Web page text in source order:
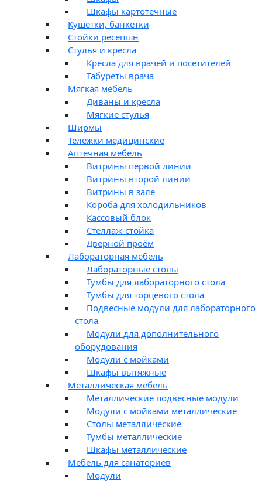
Шкафы картотечные
Кушетки, банкетки
Стойки ресепшн
Стулья и кресла
Кресла для врачей и посетителей
Табуреты врача
Мягкая мебель
Диваны и кресла
Мягкие стулья
Ширмы
Тележки медицинские
Аптечная мебель
Витрины первой линии
Витрины второй линии
Витрины в зале
Короба для холодильников
Кассовый блок
Стеллаж-стойка
Дверной проём
Лабораторная мебель
Лабораторные столы
Тумбы для лабораторного стола
Тумбы для торцевого стола
Подвесные модули для лабораторного
стола
Модули для дополнительного
оборудования
Модули с мойками
Шкафы вытяжные
Металлическая мебель
Металлические подвесные модули
Модули с мойками металлические
Столы металлические
Тумбы металлические
Шкафы металлические
Мебель для санаториев
Модули